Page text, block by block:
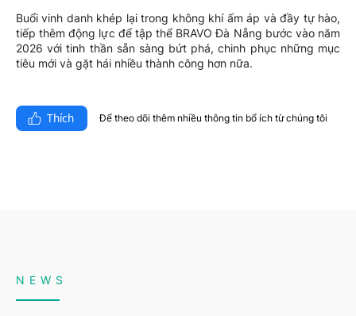
Buổi vinh danh khép lại trong không khí ấm áp và đầy tự hào,
tiếp thêm động lực để tập thể BRAVO Đà Nẵng bước vào năm
2026 với tinh thần sẵn sàng bứt phá, chinh phục những mục
tiêu mới và gặt hái nhiều thành công hơn nữa.
Thích Để theo dõi thêm nhiều thông tin bổ ích từ chúng tôi​
NEWS